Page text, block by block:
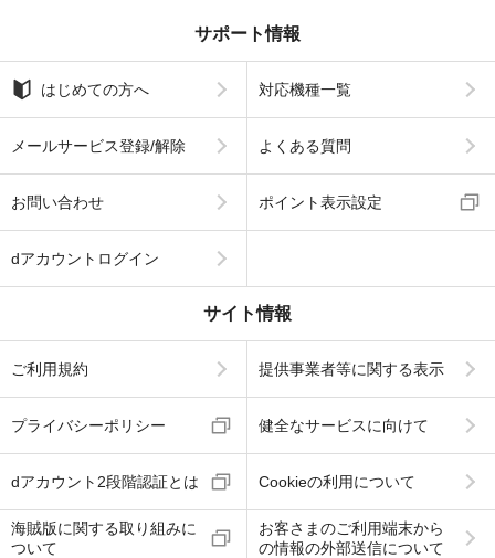
サポート情報
はじめての方へ 対応機種一覧
メールサービス登録/解除 よくある質問
お問い合わせ ポイント表示設定
dアカウントログイン
サイト情報
ご利用規約 提供事業者等に関する表示
プライバシーポリシー 健全なサービスに向けて
dアカウント2段階認証とは Cookieの利用について
海賊版に関する取り組みに
ついて
お客さまのご利用端末から
の情報の外部送信について